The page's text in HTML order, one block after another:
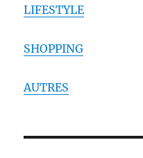
LIFESTYLE
SHOPPING
AUTRES